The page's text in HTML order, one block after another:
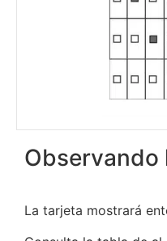
Observando
La tarjeta mostrará